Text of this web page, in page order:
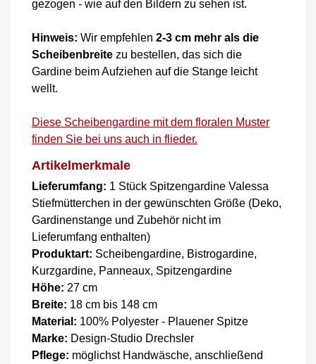
gezogen - wie auf den Bildern zu sehen ist.
Hinweis: Wir empfehlen 2-3 cm mehr als die
Scheibenbreite zu bestellen, das sich die
Gardine beim Aufziehen auf die Stange leicht
wellt.
Diese Scheibengardine mit dem floralen Muster
finden Sie bei uns auch in flieder.
Artikelmerkmale
Lieferumfang: 1 Stück Spitzengardine Valessa
Stiefmütterchen in der gewünschten Größe (Deko,
Gardinenstange und Zubehör nicht im
Lieferumfang enthalten)
Produktart: Scheibengardine, Bistrogardine,
Kurzgardine, Panneaux, Spitzengardine
Höhe: 27 cm
Breite: 18 cm bis 148 cm
Material: 100% Polyester - Plauener Spitze
Marke: Design-Studio Drechsler
Pflege: möglichst Handwäsche, anschließend